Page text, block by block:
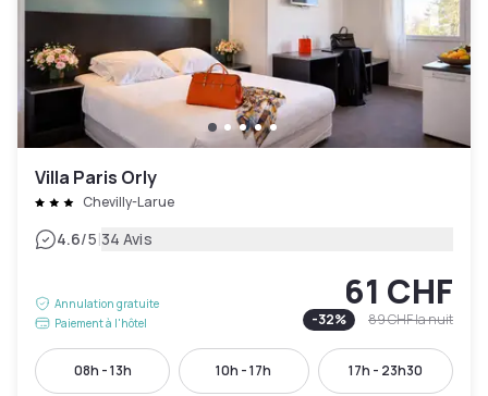
Villa Paris Orly
Chevilly-Larue
4.6/5|34 Avis
Annulation gratuite
Paiement à l'hôtel
61 CHF
-32% 89 CHFla nuit
08h - 13h 10h - 17h 17h - 23h30